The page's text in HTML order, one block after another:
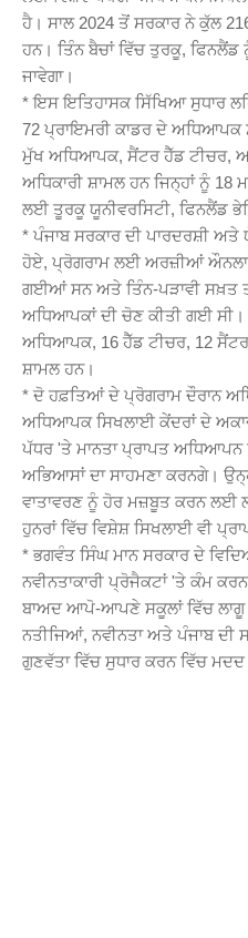
ਹੈ। ਸਾਲ 2024 ਤੋਂ ਸਰਕਾਰ ਨੇ ਕੁੱਲ
ਹਨ। ਤਿੰਨ ਬੈਚਾਂ ਵਿੱਚ ਤੁਰਕੂ,
ਜਾਵੇਗਾ।
* ਇਸ ਇਤਿਹਾਸਕ ਸਿੱਖਿਆ ਸੁਧਾਰ
72 ਪ੍ਰਾਇਮਰੀ ਕਾਡਰ ਦੇ ਅਧਿਆਪਕ
ਮੁੱਖ ਅਧਿਆਪਕ, ਸੈਂਟਰ ਹੈੱਡ ਟੀਚਰ,
ਅਧਿਕਾਰੀ ਸ਼ਾਮਲ ਹਨ ਜਿਨ੍ਹਾਂ ਨੂੰ
ਲਈ ਤੂਰਕੂ ਯੂਨੀਵਰਸਿਟੀ, ਫਿਨਲੈਂਡ
* ਪੰਜਾਬ ਸਰਕਾਰ ਦੀ ਪਾਰਦਰਸ਼ੀ
ਹੋਏ, ਪ੍ਰੋਗਰਾਮ ਲਈ ਅਰਜ਼ੀਆਂ
ਗਈਆਂ ਸਨ ਅਤੇ ਤਿੰਨ-ਪੜਾਵੀ ਸਖ਼ਤ
ਅਧਿਆਪਕਾਂ ਦੀ ਚੋਣ ਕੀਤੀ ਗਈ
ਅਧਿਆਪਕ, 16 ਹੈੱਡ ਟੀਚਰ, 12
ਸ਼ਾਮਲ ਹਨ।
* ਦੋ ਹਫ਼ਤਿਆਂ ਦੇ ਪ੍ਰੋਗਰਾਮ ਦੌਰਾਨ
ਅਧਿਆਪਕ ਸਿਖਲਾਈ ਕੇਂਦਰਾਂ ਦੇ
ਪੱਧਰ 'ਤੇ ਮਾਨਤਾ ਪ੍ਰਾਪਤ
ਅਭਿਆਸਾਂ ਦਾ ਸਾਹਮਣਾ ਕਰਨਗੇ।
ਵਾਤਾਵਰਣ ਨੂੰ ਹੋਰ ਮਜ਼ਬੂਤ ਕਰਨ ਲਈ
ਹੁਨਰਾਂ ਵਿੱਚ ਵਿਸ਼ੇਸ਼ ਸਿਖਲਾਈ ਵੀ
* ਭਗਵੰਤ ਸਿੰਘ ਮਾਨ ਸਰਕਾਰ ਦੇ
ਨਵੀਨਤਾਕਾਰੀ ਪ੍ਰੋਜੈਕਟਾਂ 'ਤੇ ਕੰਮ
ਬਾਅਦ ਆਪੋ-ਆਪਣੇ ਸਕੂਲਾਂ ਵਿੱਚ ਲਾਗੂ
ਨਤੀਜਿਆਂ, ਨਵੀਨਤਾ ਅਤੇ ਪੰਜਾਬ ਦੀ
ਗੁਣਵੱਤਾ ਵਿੱਚ ਸੁਧਾਰ ਕਰਨ ਵਿੱਚ ਮਦਦ